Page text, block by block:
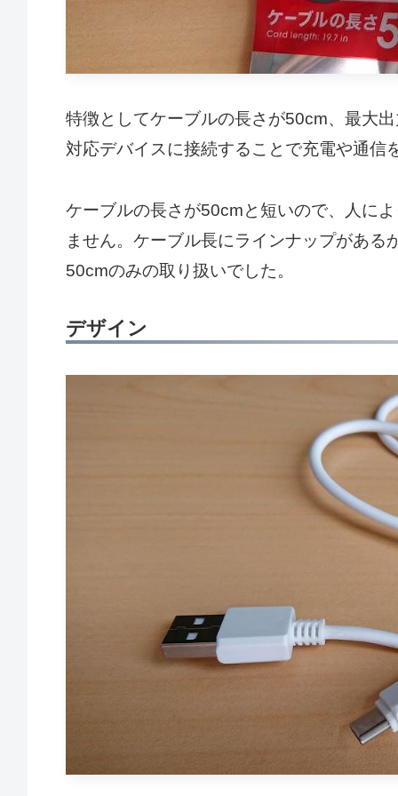
特徴としてケーブルの長さが50cm、最大
対応デバイスに接続することで充電や通信
ケーブルの長さが50cmと短いので、人に
ません。ケーブル長にラインナップがあ
50cmのみの取り扱いでした。
デザイン